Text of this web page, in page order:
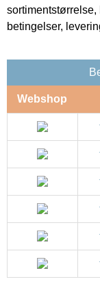
betingelser,
Webshop